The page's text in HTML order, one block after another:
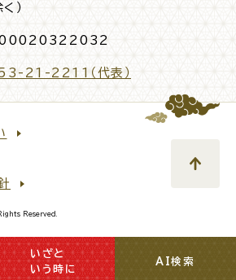
閉じる
いざと
いう時に
AI検索
）
21-2211（代表）
Reserved.